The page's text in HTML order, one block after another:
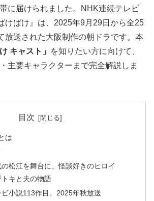
に届けられました。NHK連続テレビ
けばけ』は、2025年9月29日から全25
放送された大阪制作の朝ドラです。本
キャスト」
を知りたい方に向けて、
主要キャラクターまで完全解説しま
目次
は
松江を舞台に、怪談好きのヒロイ
トキと夫の物語
小説113作目、2025年秋放送